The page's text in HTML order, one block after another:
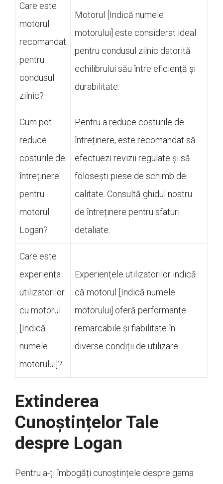
Care este
motorul
recomandat
pentru
condusul
zilnic?
Motorul [Indică numele
motorului] este considerat ideal
pentru condusul zilnic datorită
echilibrului său între eficiență și
durabilitate.
Cum pot
reduce
costurile de
întreținere
pentru
motorul
Logan?
Pentru a reduce costurile de
întreținere, este recomandat să
efectuezi revizii regulate și să
folosești piese de schimb de
calitate. Consultă ghidul nostru
de întreținere pentru sfaturi
detaliate.
Care este
experiența
utilizatorilor
cu motorul
[Indică
numele
motorului]?
Experiențele utilizatorilor indică
că motorul [Indică numele
motorului] oferă performanțe
remarcabile și fiabilitate în
diverse condiții de utilizare.
Extinderea
Cunoștințelor Tale
despre Logan
Pentru a-ți îmbogăți cunoștințele despre gama